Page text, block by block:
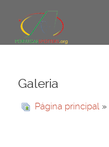
Galeria
Página principal »